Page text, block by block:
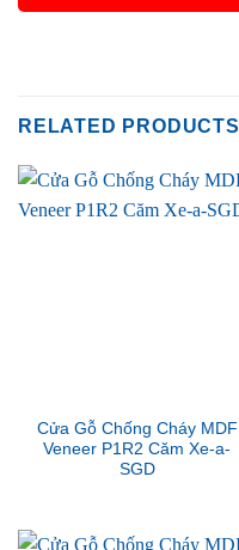
RELATED PRODUCTS
Cửa Gỗ Chống Cháy MDF
Veneer P1R2 Căm Xe-a-
SGD